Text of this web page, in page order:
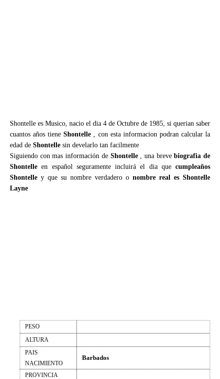
Shontelle es Musico, nacio el dia 4 de Octubre de 1985, si querian saber
cuantos años tieneShontelle , con esta informacion podran calcular la
edad de Shontelle sin develarlo tan facilmente
Siguiendo con mas información de Shontelle , una brevebiografia de
Shontelleen español seguramente incluirá el dia que cumpleaños
Shontelle y que su nombre verdadero o nombre real es Shontelle
Layne
PESO
ALTURA
PAIS
NACIMIENTO
Barbados
PROVINCIA